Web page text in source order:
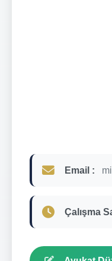
Email :
Çalışma